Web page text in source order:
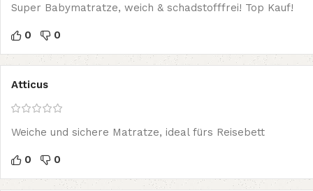
Super Babymatratze, weich & schadstofffrei! Top Kauf!
0 0
Atticus
Weiche und sichere Matratze, ideal fürs Reisebett
0 0